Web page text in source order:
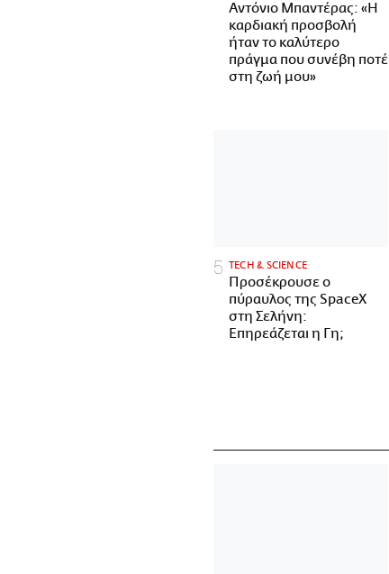
Αντόνιο Μπαντέρας: «Η
καρδιακή προσβολή
ήταν το καλύτερο
πράγμα που συνέβη ποτέ
στη ζωή μου»
ΤECH & SCIENCE
Προσέκρουσε ο
πύραυλος της SpaceX
στη Σελήνη:
Επηρεάζεται η Γη;